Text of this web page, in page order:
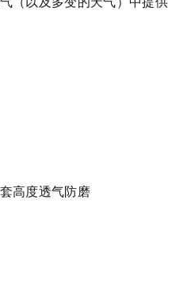
高度透气防磨